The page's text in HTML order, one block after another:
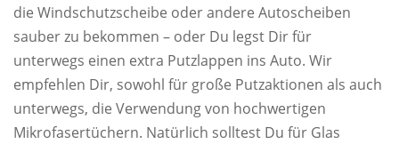
die Windschutzscheibe oder andere Autoscheiben
sauber zu bekommen – oder Du legst Dir für
unterwegs einen extra Putzlappen ins Auto. Wir
empfehlen Dir, sowohl für große Putzaktionen als auch
unterwegs, die Verwendung von hochwertigen
Mikrofasertüchern. Natürlich solltest Du für Glas